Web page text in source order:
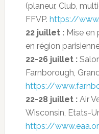
(planeur, Club,
FFVP. https://
22 juillet :Mise en
en région
22-26 juillet :
Farnborough,
https://
22-28 juillet :Air
Wisconsin, Etats-
https://